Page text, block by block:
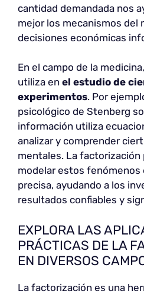
cantidad demandada nos
mejor los mecanismos del
decisiones económicas
En el campo de la
utiliza en el estudio de
experimentos. Por
psicológico de Stenberg
información utiliza
analizar y comprender
mentales. La
modelar estos fenómenos
precisa, ayudando a los
resultados confiables y
EXPLORA LAS
PRÁCTICAS DE LA
EN DIVERSOS
La factorización es una